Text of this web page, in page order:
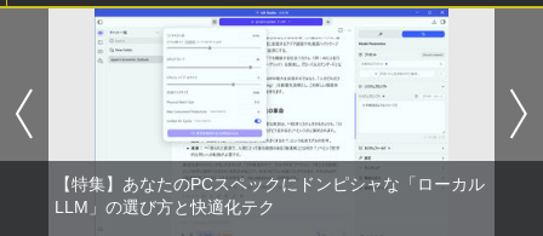
【特集】あなたのPCスペックにドンピシャな「ローカル
LLM」の選び方と快適化テク